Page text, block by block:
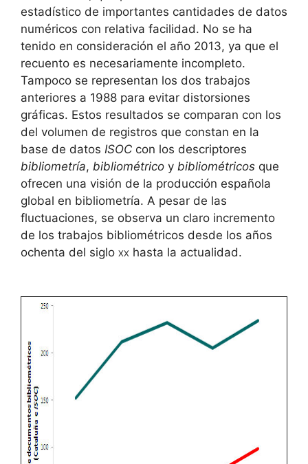
estadístico de importantes cantidades de datos
numéricos con relativa facilidad. No se ha
tenido en consideración el año 2013, ya que el
recuento es necesariamente incompleto.
Tampoco se representan los dos trabajos
anteriores a 1988 para evitar distorsiones
gráficas. Estos resultados se comparan con los
del volumen de registros que constan en la
base de datos ISOC con los descriptores
bibliometría, bibliométrico y bibliométricos que
ofrecen una visión de la producción española
global en bibliometría. A pesar de las
fluctuaciones, se observa un claro incremento
de los trabajos bibliométricos desde los años
ochenta del siglo xx hasta la actualidad.